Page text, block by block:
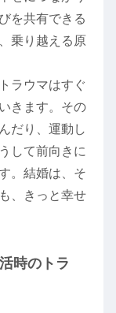
を共有できる
乗り越える原
ラウマはすぐ
きます。その
だり、運動し
して前向きに
。結婚は、そ
、きっと幸せ
時のトラ